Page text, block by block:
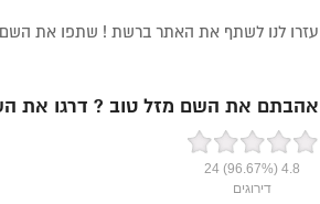
עזרו לנו לשתף את האתר ברשת ! שתפו את השם
אהבתם את השם מזל טוב ? דרגו את
4.8
(96.67%)
24
דירוגים